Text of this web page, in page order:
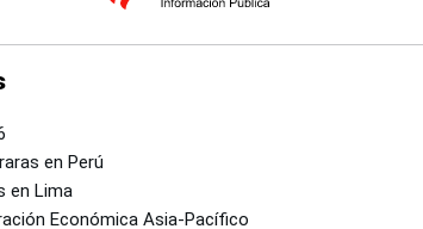
en Perú
en Lima
Económica Asia-Pacífico